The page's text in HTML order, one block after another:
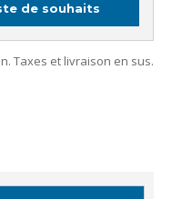
de souhaits
Taxes et livraison en sus.